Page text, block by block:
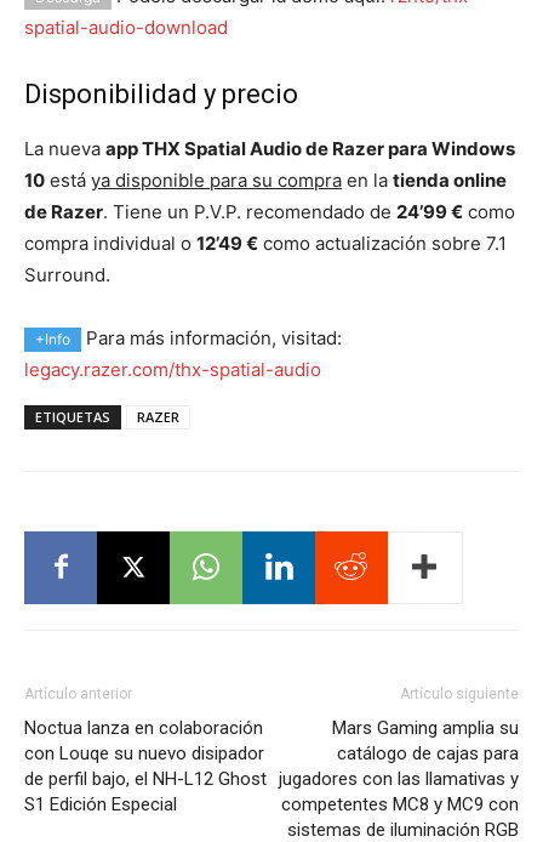
spatial-audio-download
Disponibilidad y precio
La nueva app THX Spatial Audio de Razer para Windows
10 está ya disponible para su compra en la tienda online
de Razer. Tiene un P.V.P. recomendado de 24’99 € como
compra individual o 12’49 € como actualización sobre 7.1
Surround.
+Info
Para más información, visitad:
legacy.razer.com/thx-spatial-audio
ETIQUETAS RAZER
Artículo anterior
Noctua lanza en colaboración
con Louqe su nuevo disipador
de perfil bajo, el NH-L12 Ghost
S1 Edición Especial
Artículo siguiente
Mars Gaming amplia su
catálogo de cajas para
jugadores con las llamativas y
competentes MC8 y MC9 con
sistemas de iluminación RGB